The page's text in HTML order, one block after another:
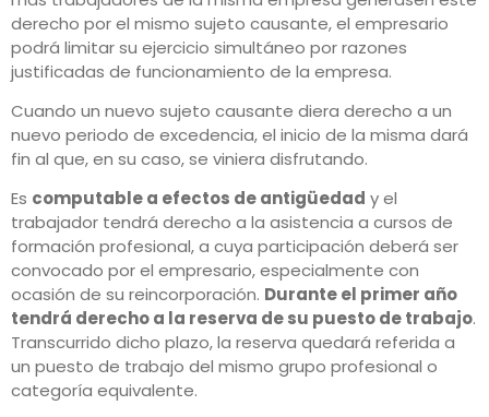
derecho por el mismo sujeto causante, el empresario
podrá limitar su ejercicio simultáneo por razones
justificadas de funcionamiento de la empresa.
Cuando un nuevo sujeto causante diera derecho a un
nuevo periodo de excedencia, el inicio de la misma dará
fin al que, en su caso, se viniera disfrutando.
Es computable a efectos de antigüedad y el
trabajador tendrá derecho a la asistencia a cursos de
formación profesional, a cuya participación deberá ser
convocado por el empresario, especialmente con
ocasión de su reincorporación. Durante el primer año
tendrá derecho a la reserva de su puesto de trabajo.
Transcurrido dicho plazo, la reserva quedará referida a
un puesto de trabajo del mismo grupo profesional o
categoría equivalente.